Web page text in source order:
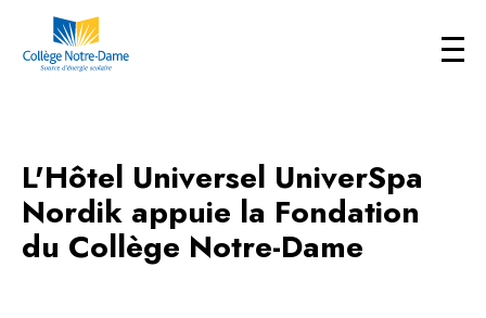
L'Hôtel Universel UniverSpa
Nordik appuie la Fondation
du Collège Notre-Dame